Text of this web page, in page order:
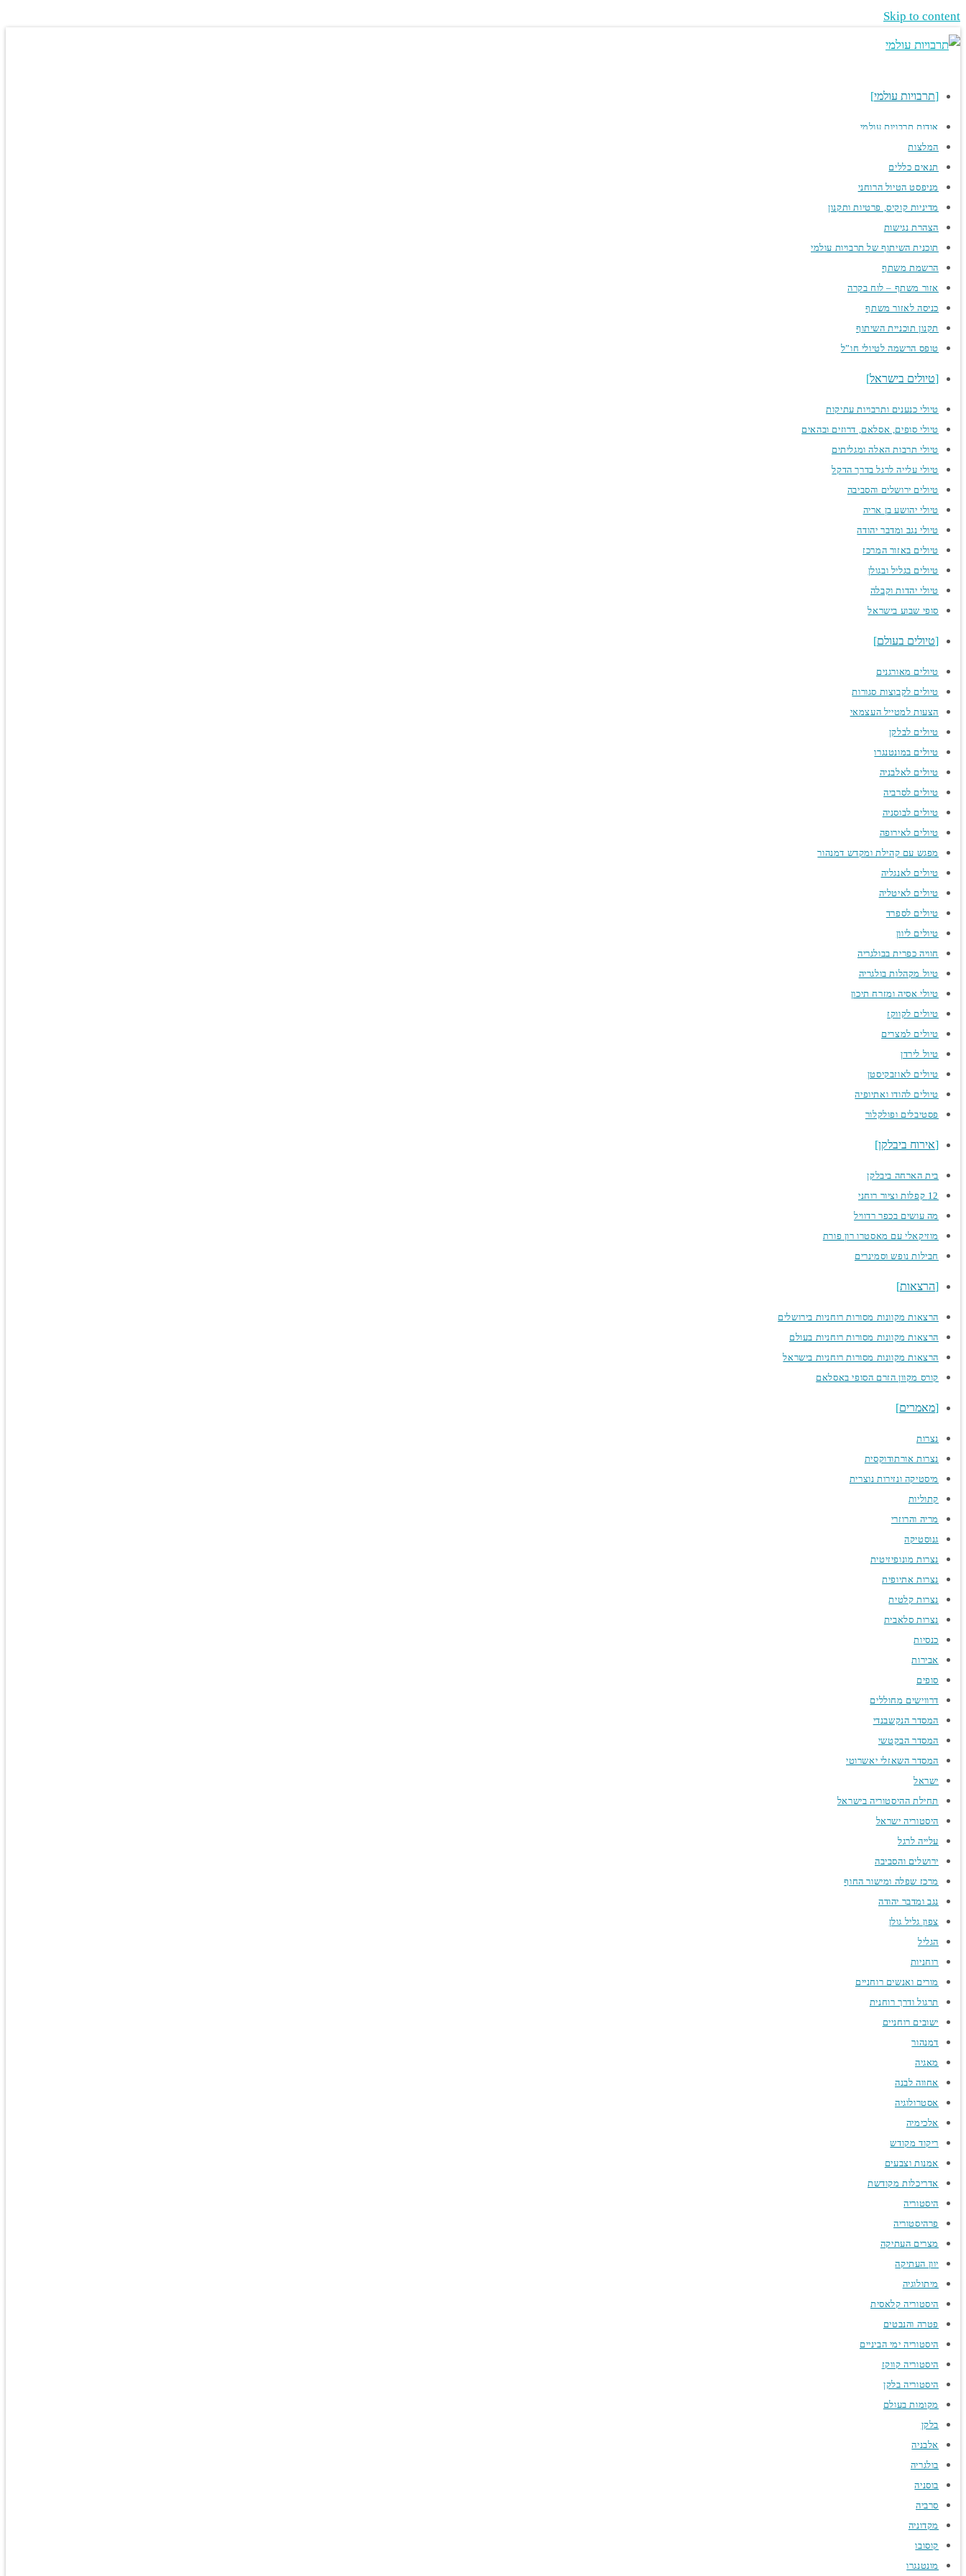
Skip to content
תרבויות עולמי
אודות תרבויות עולמי
המלצות
תנאים כללים
מניפסט הטיול הרוחני
מדיניות קוקיס, פרטיות ותקנון
הצהרת נגישות
תוכנית השיתוף של תרבויות עולמי
הרשמת משתף
אזור משתף – לוח בקרה
כניסה לאזור משתף
תקנון תוכניית השיתוף
טופס הרשמה לטיולי חו”ל
טיולים בישראל
טיולי כנענים ותרבויות עתיקות
טיולי סופים, אסלאם, דרוזים ובהאים
טיולי תרבות האלה ומגליתים
טיולי עלייה לרגל בדרך הדקל
טיולים ירושלים והסביבה
טיולי יהושע בן אריה
טיולי נגב ומדבר יהודה
טיולים באזור המרכז
טיולים בגליל ובגולן
טיולי יהדות וקבלה
סופי שבוע בישראל
טיולים בעולם
טיולים מאורגנים
טיולים לקבוצות סגורות
הצעות למטייל העצמאי
טיולים לבלקן
טיולים במונטנגרו
טיולים לאלבניה
טיולים לסרביה
טיולים לבוסניה
טיולים לאירופה
מפגש עם קהילת ומקדש דמנהור
טיולים לאנגליה
טיולים לאיטליה
טיולים לספרד
טיולים ליוון
חוויה כפרית בבולגריה
טיול מקהלות בולגריה
טיולי אסיה ומזרח תיכון
טיולים לקווקז
טיולים למצרים
טיול לירדן
טיולים לאוזבקיסטן
טיולים להודו ואתיופיה
פסטיבלים ופולקלור
אירוח ביבלקן
בית הארחה ביבלקן
12 קפלות וציור רוחני
מה עושים בכפר רדוויל
מוזיקאלי עם מאסטרו רון פורת
חבילות נופש וסמינרים
הרצאות
הרצאות מקוונות מסורות רוחניות בירושלים
הרצאות מקוונות מסורות רוחניות בעולם
הרצאות מקוונות מסורות רוחניות בישראל
קורס מקוון הזרם הסופי באסלאם
מאמרים
נצרות
נצרות אורתודוקסית
מיסטיקה ונזירות נוצרית
קתוליות
מריה והרוזרי
גנוסטיקה
נצרות מונופיזיטית
נצרות אתיופית
נצרות קלטית
נצרות סלאבית
כנסיות
אבירות
סופים
דרווישים מחוללים
המסדר הנקשבנדי
המסדר הבקטשי
המסדר השאזלי יאשרוטי
ישראל
תחילת ההיסטוריה בישראל
היסטוריה ישראל
עלייה לרגל
ירושלים והסביבה
מרכז שפלה ומישור החוף
נגב ומדבר יהודה
צפון גליל גולן
הגליל
רוחניות
מורים ואנשים רוחניים
תרגול ודרך רוחנית
ישובים רוחניים
דמנהור
מאגיה
אחווה לבנה
אסטרולוגיה
אלכימיה
ריקוד מקודש
אמנות וצבעים
אדריכלות מקודשת
היסטוריה
פרהיסטוריה
מצרים העתיקה
יוון העתיקה
מיתולוגיה
היסטוריה קלאסית
פטרה והנבטים
היסטוריה ימי הביניים
היסטוריה קווקז
היסטוריה בלקן
מקומות בעולם
בלקן
אלבניה
בולגריה
בוסניה
סרביה
מקדוניה
קוסובו
מונטנגרו